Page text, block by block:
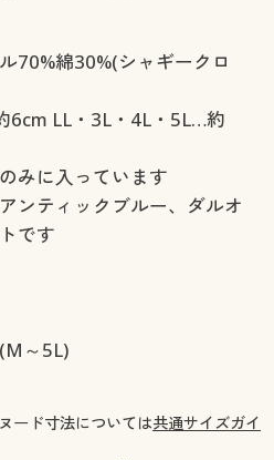
70%綿30%(シャギークロ
LL・3L・4L・5L…約
みに入っています
ンティックブルー、ダルオ
です
～5L)
ード寸法については共通サイズガイ